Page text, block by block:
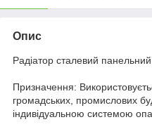
Опис
Радіатор сталевий
Призначення:
громадських, промислових
індивідуальною системою